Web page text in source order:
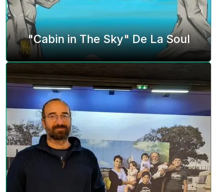
"Cabin in The Sky" De La Soul